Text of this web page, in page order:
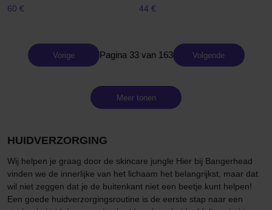
60 € 44 €
Vorige Pagina 33 van 163 Volgende
Meer tonen
HUIDVERZORGING
Wij helpen je graag door de skincare jungle Hier bij Bangerhead
vinden we de innerlijke van het lichaam het belangrijkst, maar dat
wil niet zeggen dat je de buitenkant niet een beetje kunt helpen!
Een goede huidverzorgingsroutine is de eerste stap naar een